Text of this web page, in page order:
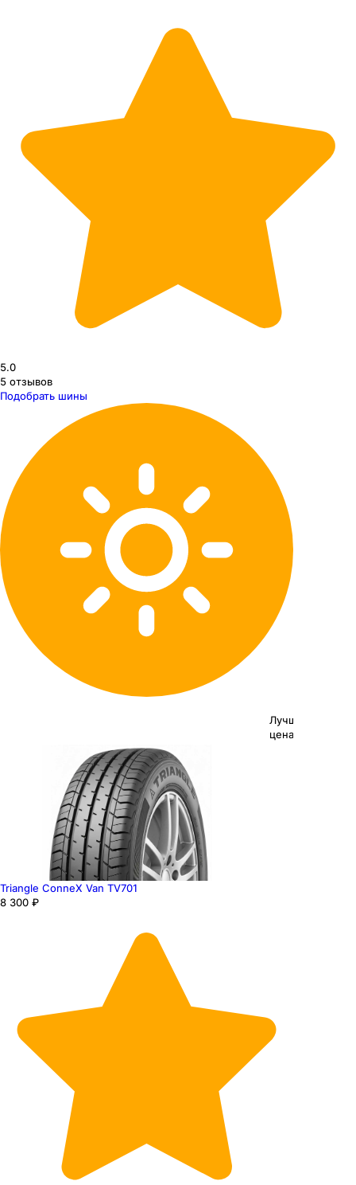
5.0
5 отзывов
Подобрать шины
Лучшая
цена
Triangle ConneX Van TV701
8 300 ₽